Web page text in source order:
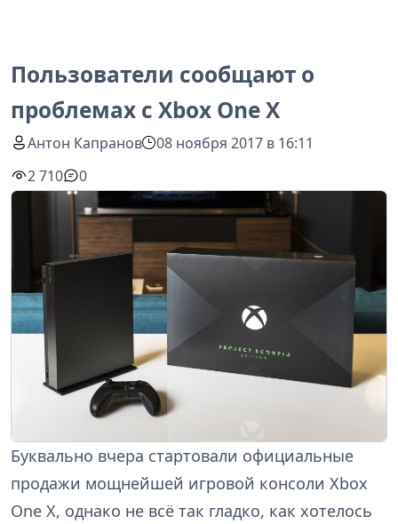
Пользователи сообщают о
проблемах с Xbox One X
Антон Капранов
08 ноября 2017 в 16:11
2 710
0
Буквально вчера стартовали официальные
продажи мощнейшей игровой консоли Xbox
One X, однако не всё так гладко, как хотелось